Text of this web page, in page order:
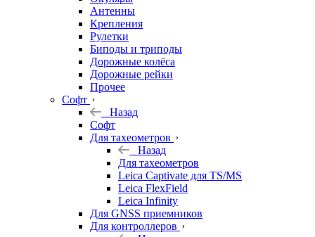
Антенны
Крепления
Рулетки
Биподы и триподы
Дорожные колёса
Дорожные рейки
Прочее
Софт
Назад
Софт
Для тахеометров
Назад
Для тахеометров
Leica Captivate для TS/MS
Leica FlexField
Leica Infinity
Для GNSS приемников
Для контроллеров